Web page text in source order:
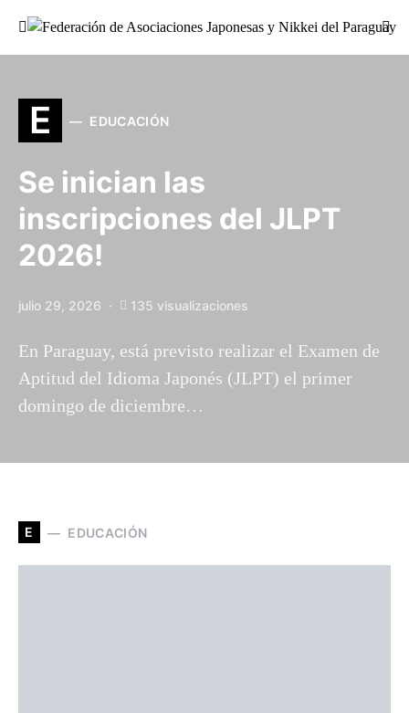
Buscar:
E EDUCACIÓN
Se inician las
inscripciones del JLPT
2026!
julio 29, 2026 135 visualizaciones
En Paraguay, está previsto realizar el Examen de
Aptitud del Idioma Japonés (JLPT) el primer
domingo de diciembre…
E EDUCACIÓN